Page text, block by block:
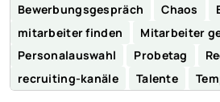
Bewerbungsgespräch Chaos
mitarbeiter finden
Mitarbeiter
Personalauswahl
Probetag
recruiting-kanäle
Talente